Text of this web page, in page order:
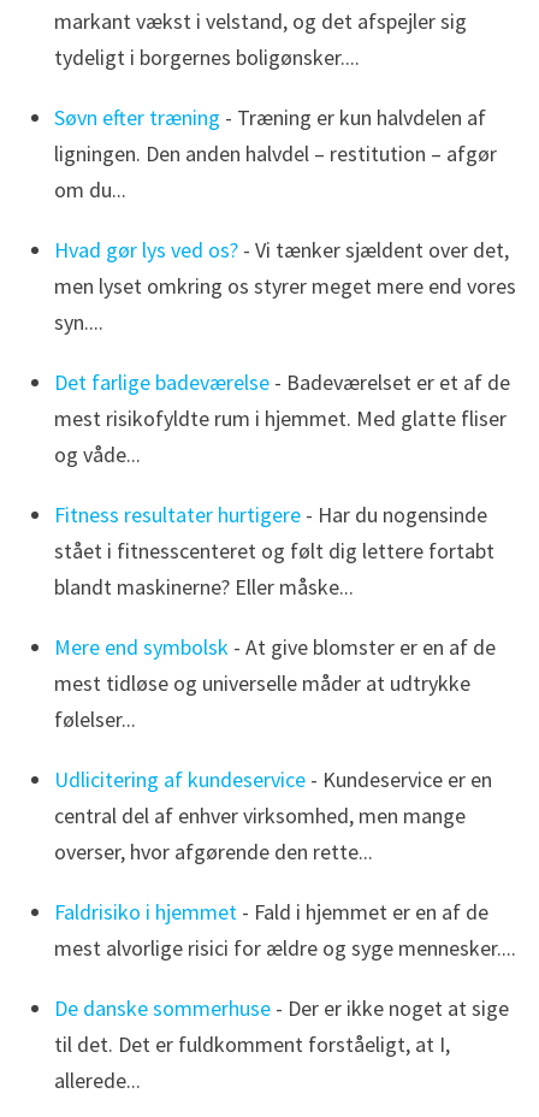
markant vækst i velstand, og det afspejler sig
tydeligt i borgernes boligønsker....
Søvn efter træning - Træning er kun halvdelen af
ligningen. Den anden halvdel – restitution – afgør
om du...
Hvad gør lys ved os?- Vi tænker sjældent over det,
men lyset omkring os styrer meget mere end vores
syn....
Det farlige badeværelse- Badeværelset er et af de
mest risikofyldte rum i hjemmet. Med glatte fliser
og våde...
Fitness resultater hurtigere- Har du nogensinde
stået i fitnesscenteret og følt dig lettere fortabt
blandt maskinerne? Eller måske...
Mere end symbolsk - At give blomster er en af de
mest tidløse og universelle måder at udtrykke
følelser...
Udlicitering af kundeservice- Kundeservice er en
central del af enhver virksomhed, men mange
overser, hvor afgørende den rette...
Faldrisiko i hjemmet - Fald i hjemmet er en af de
mest alvorlige risici for ældre og syge mennesker....
De danske sommerhuse- Der er ikke noget at sige
til det. Det er fuldkomment forståeligt, at I,
allerede...